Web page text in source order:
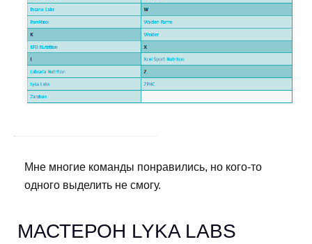
Мне многие команды понравились, но кого-то
одного выделить не смогу.
МАСТЕРОН LYKA LABS